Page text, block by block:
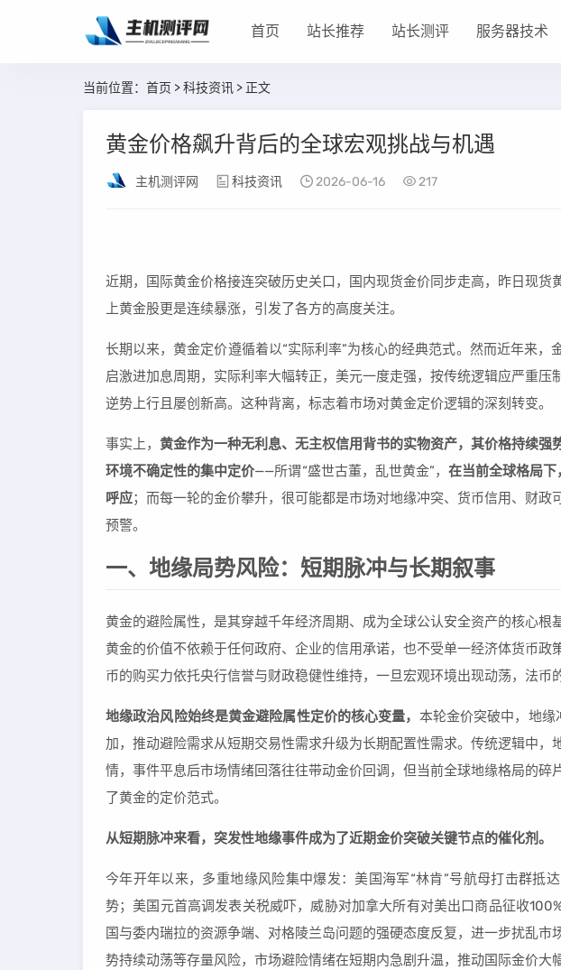
首页 站长推荐 站长测评 服务器技术
当前位置： 首页 >科技资讯 > 正文
黄金价格飙升背后的全球宏观挑战与机遇
主机测评网 科技资讯 2026-06-16 217
近期，国际黄金价格接连突破历史关口，国内现货金价同步走高，昨日现
上黄金股更是连续暴涨，引发了各方的高度关注。
长期以来，黄金定价遵循着以“实际利率”为核心的经典范式。然而近年来
启激进加息周期，实际利率大幅转正，美元一度走强，按传统逻辑应严重
逆势上行且屡创新高。这种背离，标志着市场对黄金定价逻辑的深刻转变。
事实上， 黄金作为一种无利息、无主权信用背书的实物资产，其价格持续强
环境不确定性的集中定价——所谓“盛世古董，乱世黄金”， 在当前全球格局下
呼应；而每一轮的金价攀升，很可能都是市场对地缘冲突、货币信用、财
预警。
一、地缘局势风险：短期脉冲与长期叙事
黄金的避险属性，是其穿越千年经济周期、成为全球公认安全资产的核心根
黄金的价值不依赖于任何政府、企业的信用承诺，也不受单一经济体货币政
币的购买力依托央行信誉与财政稳健性维持，一旦宏观环境出现动荡，法币
地缘政治风险始终是黄金避险属性定价的核心变量， 本轮金价突破中，地缘
加，推动避险需求从短期交易性需求升级为长期配置性需求。传统逻辑中，
情，事件平息后市场情绪回落往往带动金价回调，但当前全球地缘格局的碎
了黄金的定价范式。
从短期脉冲来看，突发性地缘事件成为了近期金价突破关键节点的催化剂。
今年开年以来，多重地缘风险集中爆发：美国海军“林肯”号航母打击群抵
势；美国元首高调发表关税威吓，威胁对加拿大所有对美出口商品征收
国与委内瑞拉的资源争端、对格陵兰岛问题的强硬态度反复，进一步扰乱
势持续动荡等存量风险，市场避险情绪在短期内急剧升温，推动国际金价大